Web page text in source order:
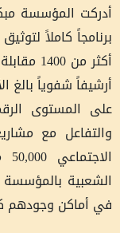
أدركت المؤسسة
برنامجاً كاملاً
أكثر
أرشيفاً شفوياً بالغ
على المستوى
والتفاعل مع
الشعبية
في أماكن وجودهم